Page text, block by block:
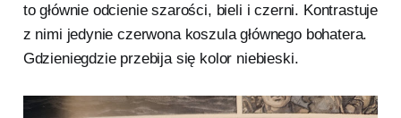
to głównie odcienie szarości, bieli i czerni. Kontrastuje
z nimi jedynie czerwona koszula głównego bohatera.
Gdzieniegdzie przebija się kolor niebieski.